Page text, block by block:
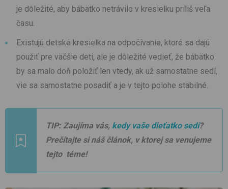
je dôležité, aby bábätko netrávilo v kresielku príliš veľa
času.
Existujú detské kresielka na odpočívanie, ktoré sa dajú
použiť pre väčšie deti, ale je dôležité vedieť, že bábätko
by sa malo doň položiť len vtedy, ak už samostatne sedí,
vie sa samostatne posadiť a je v tejto polohe stabilné.
TIP: Zaujíma vás, kedy vaše dieťatko sedí?
Prečítajte si náš článok, v ktorej sa venujeme
tejto téme!